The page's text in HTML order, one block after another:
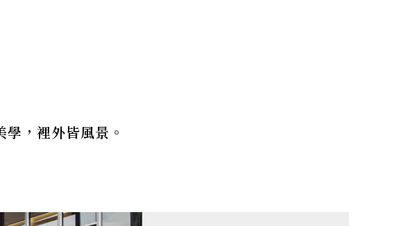
，裡外皆風景。